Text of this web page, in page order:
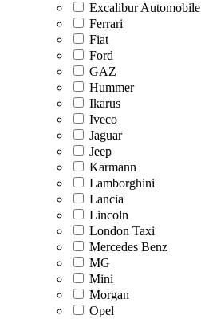
Excalibur Automobile
Ferrari
Fiat
Ford
GAZ
Hummer
Ikarus
Iveco
Jaguar
Jeep
Karmann
Lamborghini
Lancia
Lincoln
London Taxi
Mercedes Benz
MG
Mini
Morgan
Opel